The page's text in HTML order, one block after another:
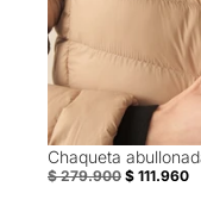
60% Off
Chaqueta
$ 279.900 $ 111.960